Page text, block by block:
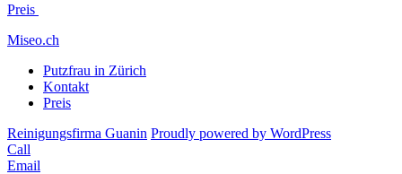
Preis
Miseo.ch
Putzfrau in Zürich
Kontakt
Preis
Reinigungsfirma Guanin Proudly powered by WordPress
Call
Email